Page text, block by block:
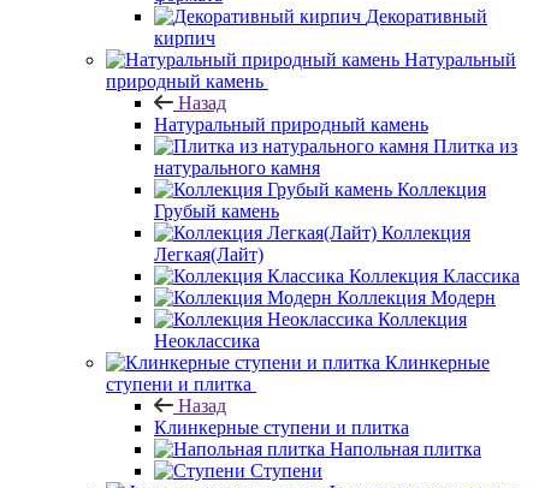
Декоративный
кирпич
Натуральный
природный камень
Назад
Натуральный природный камень
Плитка из
натурального камня
Коллекция
Грубый камень
Коллекция
Легкая(Лайт)
Коллекция Классика
Коллекция Модерн
Коллекция
Неоклассика
Клинкерные
ступени и плитка
Назад
Клинкерные ступени и плитка
Напольная плитка
Ступени